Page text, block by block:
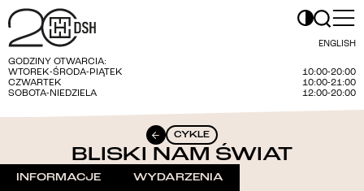
ENGLISH
GODZINY OTWARCIA:
WTOREK-ŚRODA-PIĄTEK
10:00-20:00
CZWARTEK
10:00-21:00
SOBOTA-NIEDZIELA
12:00-20:00
CYKLE
BLISKI NAM ŚWIAT
INFORMACJE WYDARZENIA